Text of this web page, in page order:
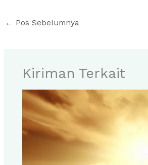
← Pos Sebelumnya
Kiriman Terkait